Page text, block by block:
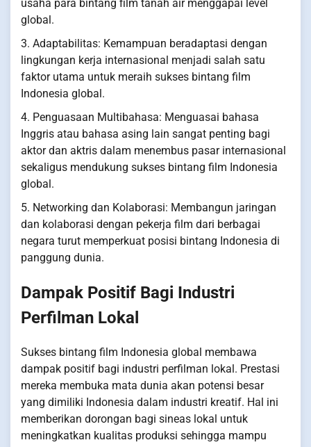
usaha para bintang film tanah air menggapai level
global.
3. Adaptabilitas: Kemampuan beradaptasi dengan
lingkungan kerja internasional menjadi salah satu
faktor utama untuk meraih sukses bintang film
Indonesia global.
4. Penguasaan Multibahasa: Menguasai bahasa
Inggris atau bahasa asing lain sangat penting bagi
aktor dan aktris dalam menembus pasar internasional
sekaligus mendukung sukses bintang film Indonesia
global.
5. Networking dan Kolaborasi: Membangun jaringan
dan kolaborasi dengan pekerja film dari berbagai
negara turut memperkuat posisi bintang Indonesia di
panggung dunia.
Dampak Positif Bagi Industri
Perfilman Lokal
Sukses bintang film Indonesia global membawa
dampak positif bagi industri perfilman lokal. Prestasi
mereka membuka mata dunia akan potensi besar
yang dimiliki Indonesia dalam industri kreatif. Hal ini
memberikan dorongan bagi sineas lokal untuk
meningkatkan kualitas produksi sehingga mampu